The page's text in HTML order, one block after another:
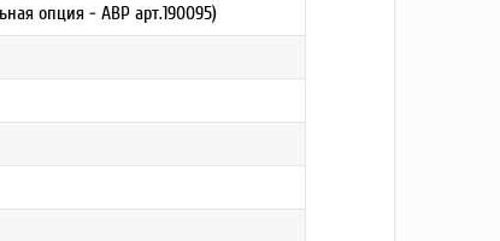
опция - АВР арт.190095)